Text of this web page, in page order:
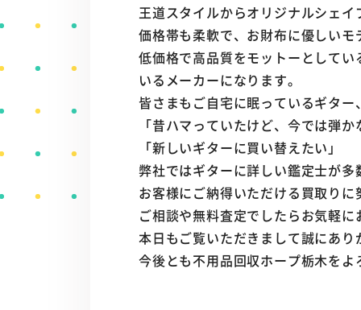
王道スタイルからオリジナルシェ
価格帯も柔軟で、お財布に優しい
低価格で高品質をモットーとして
いるメーカーになります。
皆さまもご自宅に眠っているギター
「昔ハマっていたけど、今では弾
「新しいギターに買い替えたい」
弊社ではギターに詳しい鑑定士が
お客様にご納得いただける買取り
ご相談や無料査定でしたらお気軽
本日もご覧いただきまして誠にあ
今後とも不用品回収ホープ栃木を